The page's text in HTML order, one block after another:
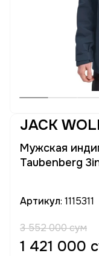
JACK
Мужская
Taubenberg
Артикул: 1115311
3 552 000 сум
1 421 000